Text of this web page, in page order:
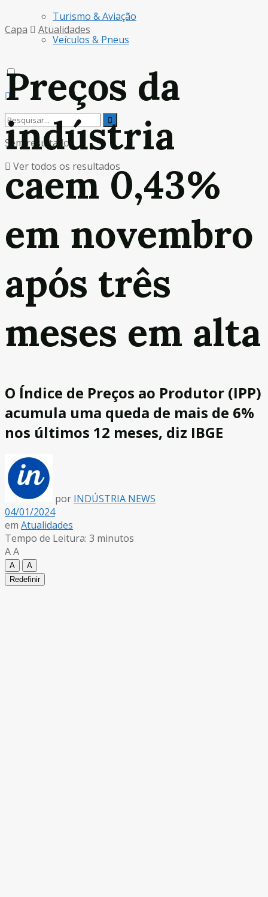
Turismo & Aviação
Veículos & Pneus
Sem resultado
Ver todos os resultados
Capa Atualidades
Preços da
indústria
caem 0,43%
em novembro
após três
meses em alta
O Índice de Preços ao Produtor (IPP)
acumula uma queda de mais de 6%
nos últimos 12 meses, diz IBGE
por INDÚSTRIA NEWS
04/01/2024
em Atualidades
Tempo de Leitura: 3 minutos
AA
A
A
Redefinir